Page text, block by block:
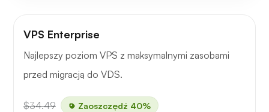
VPS Enterprise
Najlepszy poziom VPS z maksymalnymi zasobami
przed migracją do VDS.
$34.49 Zaoszczędź 40%